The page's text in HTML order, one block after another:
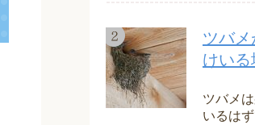
ツバ
けいる
ツバメ
いるは